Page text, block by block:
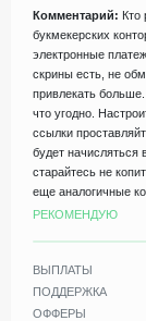
Комментарий: Кто
букмекерских
электронные
скрины есть, не
привлекать
что угодно.
ссылки
будет начисляться
старайтесь не
еще аналогичные
РЕКОМЕНДУЮ
ВЫПЛАТЫ
ПОДДЕРЖКА
ОФФЕРЫ